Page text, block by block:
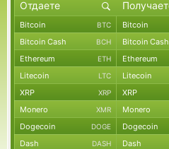
Bitcoin BTC Bitcoin
Bitcoin Cash BCH Bitcoin Cash
Ethereum ETH Ethereum
Litecoin LTC Litecoin
XRP XRP XRP
Monero XMR Monero
Dogecoin DOGE Dogecoin
Dash DASH Dash